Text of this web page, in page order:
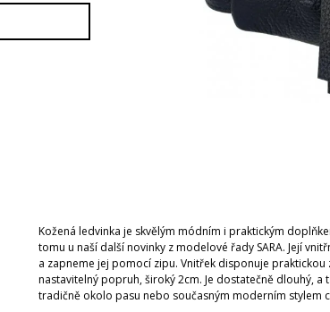
Kožená ledvinka je skvělým módním i praktickým
tomu u naší další novinky z modelové řady SARA. Její
a zapneme jej pomocí zipu. Vnitřek disponuje
nastavitelný popruh, široký 2cm. Je dostatečně dlouhý,
tradičně okolo pasu nebo současným moderním stylem